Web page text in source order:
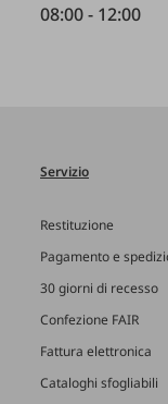
08:00 - 12:00
Servizio
Restituzione
Pagamento e
30 giorni di recesso
Confezione FAIR
Fattura elettronica
Cataloghi sfogliabili